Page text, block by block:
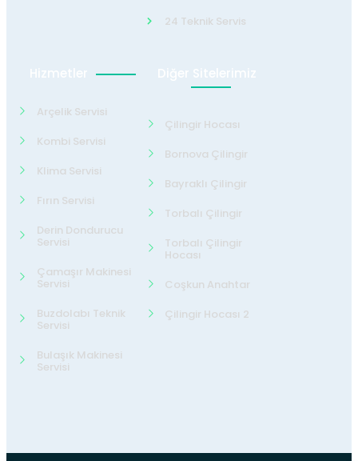
24 Teknik Servis
Hizmetler
Arçelik Servisi
Kombi Servisi
Klima Servisi
Fırın Servisi
Derin Dondurucu
Servisi
Çamaşır Makinesi
Servisi
Buzdolabı Teknik
Servisi
Bulaşık Makinesi
Servisi
Diğer Sitelerimiz
Çilingir Hocası
Bornova Çilingir
Bayraklı Çilingir
Torbalı Çilingir
Torbalı Çilingir
Hocası
Coşkun Anahtar
Çilingir Hocası 2